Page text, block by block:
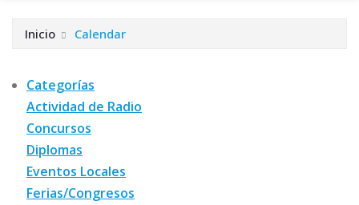
Inicio Calendar
Categorías
Actividad de Radio
Concursos
Diplomas
Eventos Locales
Ferias/Congresos